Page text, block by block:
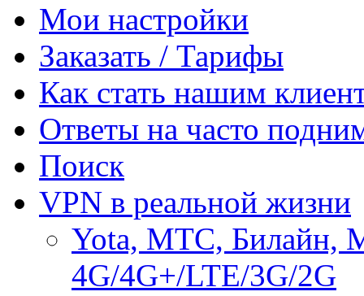
Мои настройки
Заказать / Тарифы
Как стать нашим
Ответы на часто
Поиск
VPN в реальной жизни
Yota, МТС, Билайн,
4G/4G+/LTE/3G/2G